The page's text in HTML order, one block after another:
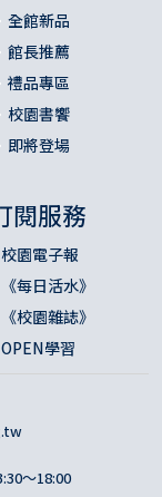
全館新品
館長推薦
禮品專區
校園書饗
即將登場
閱服務
校園電子報
《每日活水》
《校園雜誌》
OPEN學習
～18:00